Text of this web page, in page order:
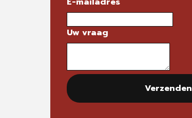
Uw vraag
Verzenden